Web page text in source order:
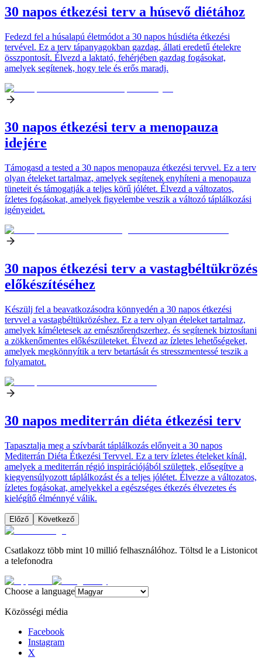
30 napos étkezési terv a húsevő diétához
Fedezd fel a húsalapú életmódot a 30 napos húsdiéta étkezési
tervével. Ez a terv tápanyagokban gazdag, állati eredetű ételekre
összpontosít. Élvezd a laktató, fehérjében gazdag fogásokat,
amelyek segítenek, hogy tele és erős maradj.
30 napos étkezési terv a menopauza
idejére
Támogasd a tested a 30 napos menopauza étkezési tervvel. Ez a terv
olyan ételeket tartalmaz, amelyek segítenek enyhíteni a menopauza
tüneteit és támogatják a teljes körű jólétet. Élvezd a változatos,
ízletes fogásokat, amelyek figyelembe veszik a változó táplálkozási
igényeidet.
30 napos étkezési terv a vastagbéltükrözés
előkészítéséhez
Készülj fel a beavatkozásodra könnyedén a 30 napos étkezési
tervvel a vastagbéltükrözéshez. Ez a terv olyan ételeket tartalmaz,
amelyek kíméletesek az emésztőrendszerhez, és segítenek biztosítani
a zökkenőmentes előkészületeket. Élvezd az ízletes lehetőségeket,
amelyek megkönnyítik a terv betartását és stresszmentessé teszik a
folyamatot.
30 napos mediterrán diéta étkezési terv
Tapasztalja meg a szívbarát táplálkozás előnyeit a 30 napos
Mediterrán Diéta Étkezési Tervvel. Ez a terv ízletes ételeket kínál,
amelyek a mediterrán régió inspirációjából születtek, elősegítve a
kiegyensúlyozott táplálkozást és a teljes jólétet. Élvezze a változatos,
ízletes fogásokat, amelyekkel a egészséges étkezés élvezetes és
kielégítő élménnyé válik.
Előző Következő
Csatlakozz több mint 10 millió felhasználóhoz. Töltsd le a Listonicot
a telefonodra
Choose a language
Közösségi média
Facebook
Instagram
X